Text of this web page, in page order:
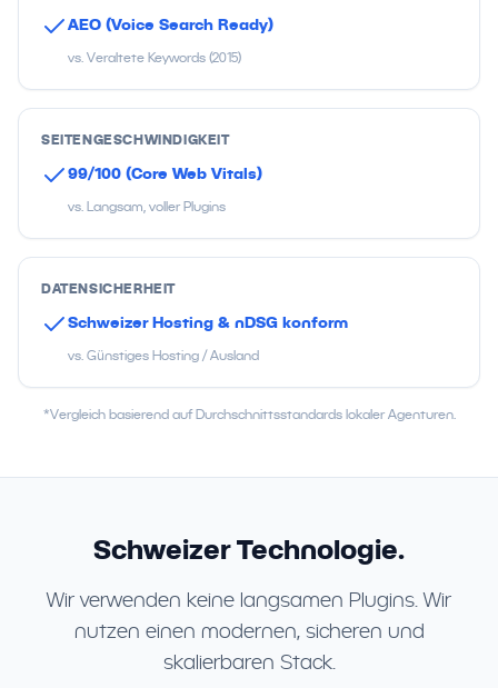
AEO (Voice Search Ready)
vs. Veraltete Keywords (2015)
SEITENGESCHWINDIGKEIT
99/100 (Core Web Vitals)
vs. Langsam, voller Plugins
DATENSICHERHEIT
Schweizer Hosting & nDSG konform
vs. Günstiges Hosting / Ausland
*Vergleich basierend auf Durchschnittsstandards lokaler Agenturen.
Schweizer Technologie.
Wir verwenden keine langsamen Plugins. Wir
nutzen einen modernen, sicheren und
skalierbaren Stack.